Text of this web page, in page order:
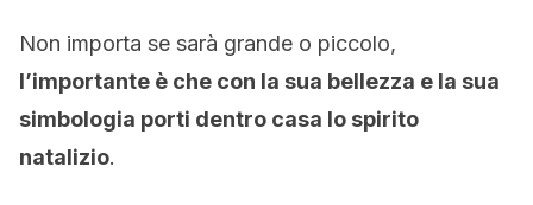
Non importa se sarà grande o piccolo,
l’importante è che con la sua bellezza e la sua
simbologia porti dentro casa lo spirito
natalizio.